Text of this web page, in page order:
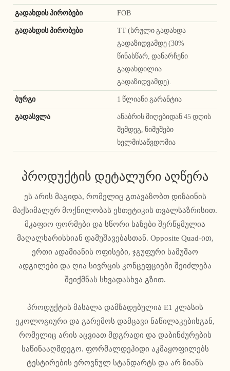
გადახდის პირობები FOB
გადახდის პირობები
TT (სრული გადახდა
გადაზიდვამდე (30%
წინასწარ, დანარჩენი
გადახდილია
გადაზიდვამდე).
ბურგი 1 წლიანი გარანტია
გადასვლა
ანაბრის მიღებიდან 45 დღის
შემდეგ, ნიმუშები
ხელმისაწვდომია
პროდუქტის დეტალური აღწერა
ეს არის მაგიდა, რომელიც გთავაზობთ დიზაინის
მაქსიმალურ მოქნილობას ესთეტიკის თვალსაზრისით.
მკაფიო ფორმები და სწორი ხაზები შერწყმულია
მაღალხარისხიან დამუშავებასთან. Opposite Quad-ით,
ერთი ადამიანის ოფისები, ჯგუფური სამუშაო
ადგილები და ღია სივრცის კონცეფციები შეიძლება
შეიქმნას სხვადასხვა გზით.
პროდუქტის მასალა დამზადებულია E1 კლასის
ეკოლოგიური და გარემოს დამცავი ნაწილაკებისგან,
რომელიც არის აცვიათ მდგრადი და დაბინძურების
საწინააღმდეგო. ფორმალდეჰიდი აკმაყოფილებს
ტესტირების ეროვნულ სტანდარტს და არ ზიანს